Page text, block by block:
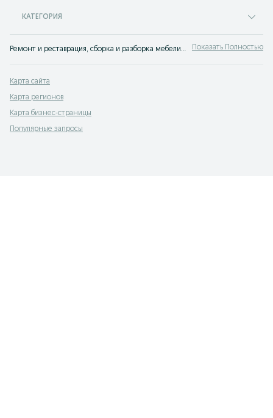
КАТЕГОРИЯ
Ремонт и реставрация, сборка и разборка мебели Бешрабат ✔️ Мебельные компании и частные мастера ⭐ Найти бытовые услуги можно на OLX.uz! Показать Полностью
Карта сайта
Карта регионов
Карта бизнес-страницы
Популярные запросы